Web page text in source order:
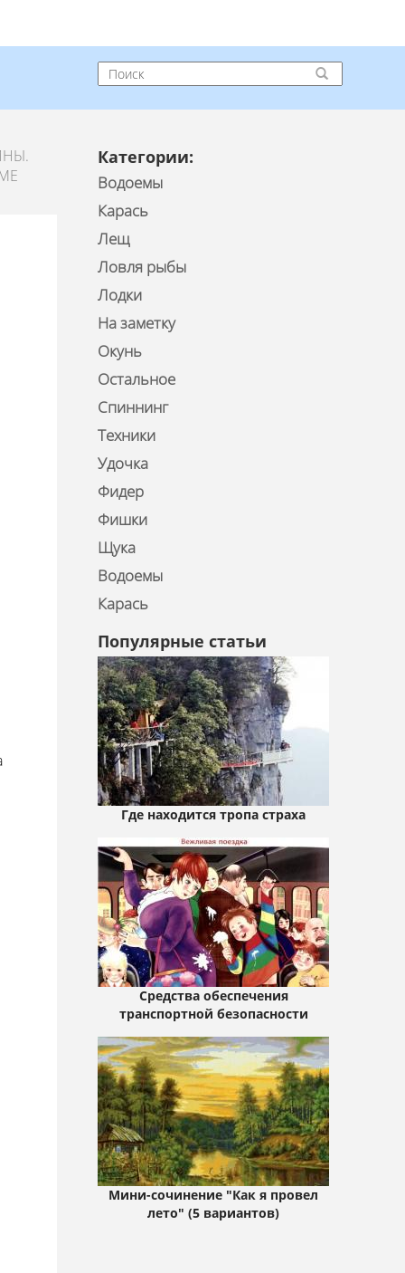
Категории:
Водоемы
Карась
Лещ
Ловля рыбы
Лодки
На заметку
Окунь
Остальное
Спиннинг
Техники
Удочка
Фидер
Фишки
Щука
Водоемы
Карась
Популярные статьи
Где находится тропа страха
Средства обеспечения
транспортной безопасности
Мини-сочинение "Как я провел
лето" (5 вариантов)